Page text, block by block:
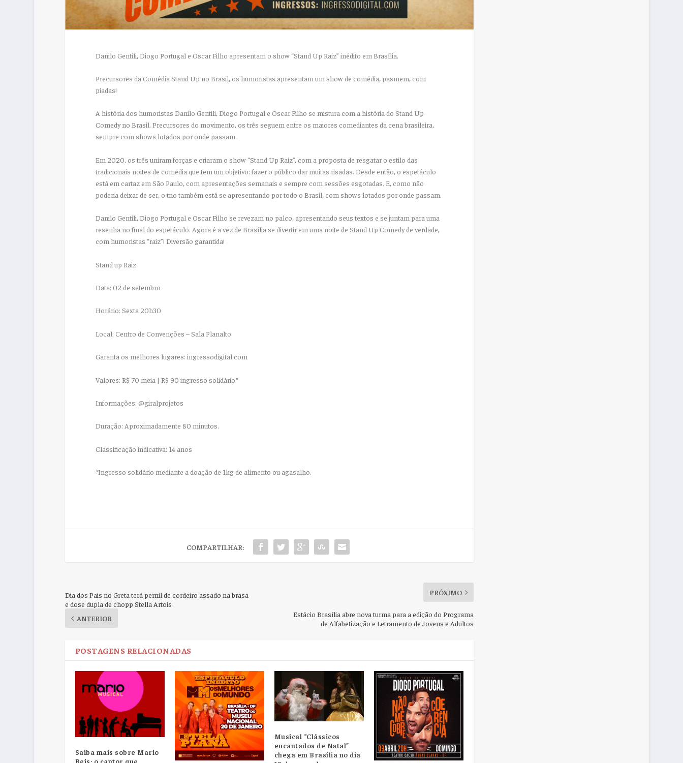
Danilo Gentili, Diogo Portugal e Oscar Filho apresentam o show “Stand Up Raiz” inédito em Brasília.
Precursores da Comédia Stand Up no Brasil, os humoristas apresentam um show de comédia, pasmem, com
piadas!
A história dos humoristas Danilo Gentili, Diogo Portugal e Oscar Filho se mistura com a história do Stand Up
Comedy no Brasil. Precursores do movimento, os três seguem entre os maiores comediantes da cena brasileira,
sempre com shows lotados por onde passam.
Em 2020, os três uniram forças e criaram o show “Stand Up Raiz”, com a proposta de resgatar o estilo das
tradicionais noites de comédia que tem um objetivo: fazer o público dar muitas risadas. Desde então, o espetáculo
está em cartaz em São Paulo, com apresentações semanais e sempre com sessões esgotadas. E, como não
poderia deixar de ser, o trio também está se apresentando por todo o Brasil, com shows lotados por onde passam.
Danilo Gentili, Diogo Portugal e Oscar Filho se revezam no palco, apresentando seus textos e se juntam para uma
resenha no final do espetáculo. Agora é a vez de Brasília se divertir em uma noite de Stand Up Comedy de verdade,
com humoristas “raiz”! Diversão garantida!
Stand up Raiz
Data: 02 de setembro
Horário: Sexta 20h30
Local: Centro de Convenções – Sala Planalto
Garanta os melhores lugares: ingressodigital.com
Valores: R$ 70 meia | R$ 90 ingresso solidário*
Informações: @giralprojetos
Duração: Aproximadamente 80 minutos.
Classificação indicativa: 14 anos
*Ingresso solidário mediante a doação de 1kg de alimento ou agasalho.
COMPARTILHAR:
Dia dos Pais no Greta terá pernil de cordeiro assado na brasa
e dose dupla de chopp Stella Artois
ANTERIOR
PRÓXIMO
Estácio Brasília abre nova turma para a edição do Programa
de Alfabetização e Letramento de Jovens e Adultos
POSTAGENS RELACIONADAS
Saiba mais sobre Mario
Reis: o cantor que
Musical “Clássicos
encantados de Natal”
chega em Brasília no dia